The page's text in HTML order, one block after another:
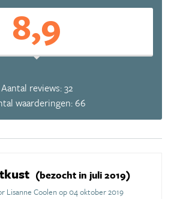
8,9
Aantal reviews: 32
waarderingen: 66
(bezocht in juli 2019)
Lisanne Coolen op 04 oktober 2019